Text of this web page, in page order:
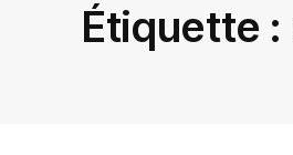
Étiquette :